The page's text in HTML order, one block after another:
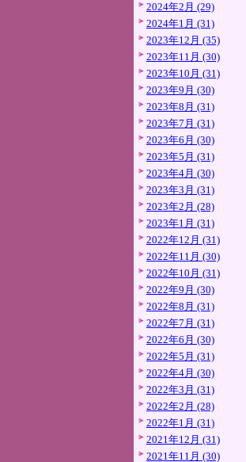
2024年2月 (29)
2024年1月 (31)
2023年12月 (35)
2023年11月 (30)
2023年10月 (31)
2023年9月 (30)
2023年8月 (31)
2023年7月 (31)
2023年6月 (30)
2023年5月 (31)
2023年4月 (30)
2023年3月 (31)
2023年2月 (28)
2023年1月 (31)
2022年12月 (31)
2022年11月 (30)
2022年10月 (31)
2022年9月 (30)
2022年8月 (31)
2022年7月 (31)
2022年6月 (30)
2022年5月 (31)
2022年4月 (30)
2022年3月 (31)
2022年2月 (28)
2022年1月 (31)
2021年12月 (31)
2021年11月 (30)